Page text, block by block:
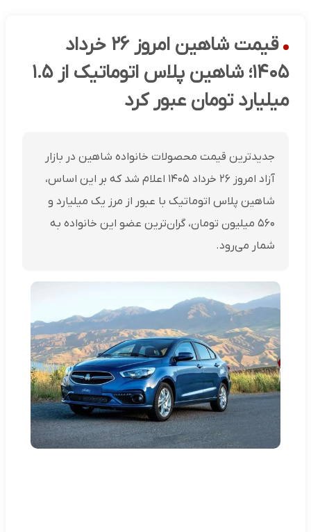
قیمت شاهین امروز ۲۶ خرداد
۱۴۰۵؛ شاهین پلاس اتوماتیک از ۱.۵
میلیارد تومان عبور کرد
جدیدترین قیمت محصولات خانواده شاهین در بازار
آزاد امروز ۲۶ خرداد ۱۴۰۵ اعلام شد که بر این اساس،
شاهین پلاس اتوماتیک با عبور از مرز یک میلیارد و
۵۶۰ میلیون تومان، گران‌ترین عضو این خانواده به
شمار می‌رود.